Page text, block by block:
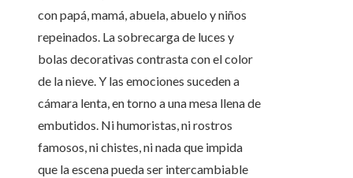
con papá, mamá, abuela, abuelo y niños
repeinados. La sobrecarga de luces y
bolas decorativas contrasta con el color
de la nieve. Y las emociones suceden a
cámara lenta, en torno a una mesa llena de
embutidos. Ni humoristas, ni rostros
famosos, ni chistes, ni nada que impida
que la escena pueda ser intercambiable